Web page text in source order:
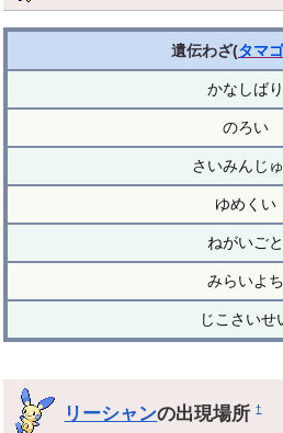
遺伝わざ(タマゴ
かなしばり
のろい
さいみんじ
ゆめくい
ねがいごと
みらいよち
じこさいせ
リーシャンの出現場所†